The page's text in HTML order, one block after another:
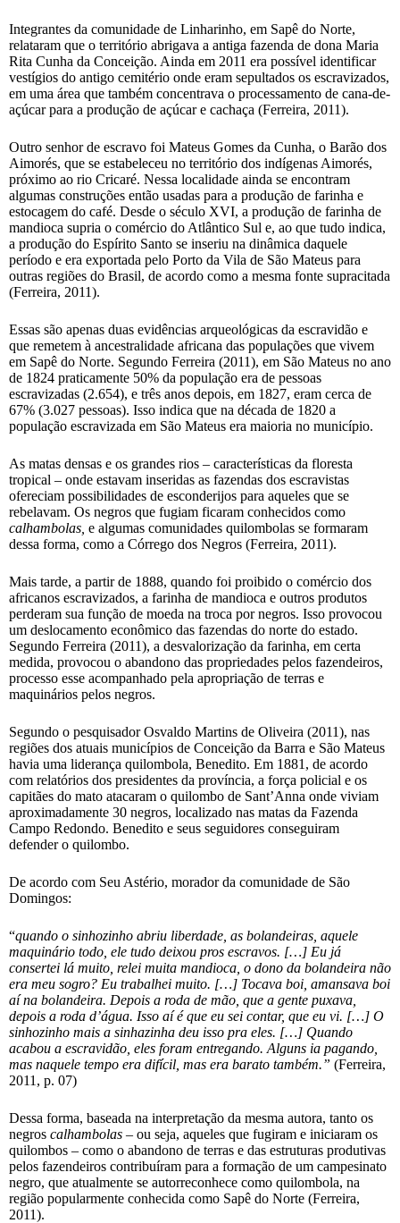
Integrantes da comunidade de Linharinho, em Sapê do Norte,
relataram que o território abrigava a antiga fazenda de dona Maria
Rita Cunha da Conceição. Ainda em 2011 era possível identificar
vestígios do antigo cemitério onde eram sepultados os escravizados,
em uma área que também concentrava o processamento de cana-de-
açúcar para a produção de açúcar e cachaça (Ferreira, 2011).
Outro senhor de escravo foi Mateus Gomes da Cunha, o Barão dos
Aimorés, que se estabeleceu no território dos indígenas Aimorés,
próximo ao rio Cricaré. Nessa localidade ainda se encontram
algumas construções então usadas para a produção de farinha e
estocagem do café. Desde o século XVI, a produção de farinha de
mandioca supria o comércio do Atlântico Sul e, ao que tudo indica,
a produção do Espírito Santo se inseriu na dinâmica daquele
período e era exportada pelo Porto da Vila de São Mateus para
outras regiões do Brasil, de acordo como a mesma fonte supracitada
(Ferreira, 2011).
Essas são apenas duas evidências arqueológicas da escravidão e
que remetem à ancestralidade africana das populações que vivem
em Sapê do Norte. Segundo Ferreira (2011), em São Mateus no ano
de 1824 praticamente 50% da população era de pessoas
escravizadas (2.654), e três anos depois, em 1827, eram cerca de
67% (3.027 pessoas). Isso indica que na década de 1820 a
população escravizada em São Mateus era maioria no município.
As matas densas e os grandes rios – características da floresta
tropical – onde estavam inseridas as fazendas dos escravistas
ofereciam possibilidades de esconderijos para aqueles que se
rebelavam. Os negros que fugiam ficaram conhecidos como
calhambolas, e algumas comunidades quilombolas se formaram
dessa forma, como a Córrego dos Negros (Ferreira, 2011).
Mais tarde, a partir de 1888, quando foi proibido o comércio dos
africanos escravizados, a farinha de mandioca e outros produtos
perderam sua função de moeda na troca por negros. Isso provocou
um deslocamento econômico das fazendas do norte do estado.
Segundo Ferreira (2011), a desvalorização da farinha, em certa
medida, provocou o abandono das propriedades pelos fazendeiros,
processo esse acompanhado pela apropriação de terras e
maquinários pelos negros.
Segundo o pesquisador Osvaldo Martins de Oliveira (2011), nas
regiões dos atuais municípios de Conceição da Barra e São Mateus
havia uma liderança quilombola, Benedito. Em 1881, de acordo
com relatórios dos presidentes da província, a força policial e os
capitães do mato atacaram o quilombo de Sant’Anna onde viviam
aproximadamente 30 negros, localizado nas matas da Fazenda
Campo Redondo. Benedito e seus seguidores conseguiram
defender o quilombo.
De acordo com Seu Astério, morador da comunidade de São
Domingos:
“quando o sinhozinho abriu liberdade, as bolandeiras, aquele
maquinário todo, ele tudo deixou pros escravos. […] Eu já
consertei lá muito, relei muita mandioca, o dono da bolandeira não
era meu sogro? Eu trabalhei muito. […] Tocava boi, amansava boi
aí na bolandeira. Depois a roda de mão, que a gente puxava,
depois a roda d’água. Isso aí é que eu sei contar, que eu vi. […] O
sinhozinho mais a sinhazinha deu isso pra eles. […] Quando
acabou a escravidão, eles foram entregando. Alguns ia pagando,
mas naquele tempo era difícil, mas era barato também.” (Ferreira,
2011, p. 07)
Dessa forma, baseada na interpretação da mesma autora, tanto os
negros calhambolas – ou seja, aqueles que fugiram e iniciaram os
quilombos – como o abandono de terras e das estruturas produtivas
pelos fazendeiros contribuíram para a formação de um campesinato
negro, que atualmente se autorreconhece como quilombola, na
região popularmente conhecida como Sapê do Norte (Ferreira,
2011).